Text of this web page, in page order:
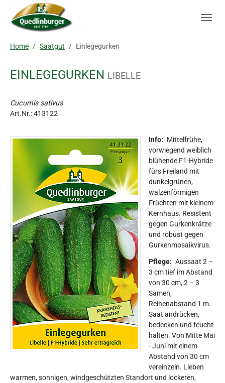
Skip to main navigation
Zum Hauptinhalt springen
Skip to page footer
Home Saatgut Einlegegurken
EINLEGEGURKEN LIBELLE
Cucumis sativus
Art.Nr.:413122
Info: Mittelfrühe,
vorwiegend weiblich
blühende F1-Hybride
fürs Freiland mit
dunkelgrünen,
walzenförmigen
Früchten mit kleinem
Kernhaus. Resistent
gegen Gurkenkrätze
und robust gegen
Gurkenmosaikvirus.
Pflege: Aussaat 2 –
3 cm tief im Abstand
von 30 cm, 2 – 3
Samen,
Reihenabstand 1 m.
Saat andrücken,
bedecken und feucht
halten. Von Mitte Mai
- Juni mit einem
Abstand von 30 cm
vereinzeln. Lieben
warmen, sonnigen, windgeschützten Standort und lockeren,